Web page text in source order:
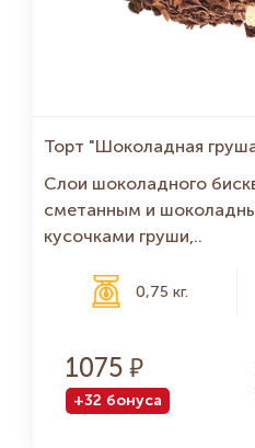
Торт "Шоколадная
Слои шоколадного
сметанным и
кусочками груши,..
0,75 кг.
1075
+32 бонуса